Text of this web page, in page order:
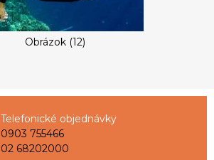
Obrázok (12)
Telefonické objednávky
0903 755466
02 68202000